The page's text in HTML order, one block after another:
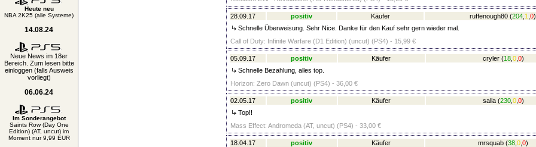
Heute neu
NBA 2K25 (alle Systeme)
14.08.24
Neue News im 18er
Bereich. Zum lesen bitte
einloggen (falls Ausweis
vorliegt)
06.06.24
Im Sonderangebot
Saints Row (Day One
Edition) (AT, uncut) im
Moment nur 9,99 EUR
28.09.17 positiv Käufer ruffenough80 (204 1 0)
Schnelle Überweisung. Sehr Nice. Danke für den Kauf sehr gern wieder mal.
Call of Duty: Infinite Warfare (D1 Edition) (uncut) (PS4) - 15,99 €
05.09.17 positiv Käufer cryler (18 0 0)
Schnelle Bezahlung, alles top.
Horizon: Zero Dawn (uncut) (PS4) - 36,00 €
02.05.17 positiv Käufer salla (230 0 0)
Top!!
Mass Effect: Andromeda (AT, uncut) (PS4) - 33,00 €
18.04.17 positiv Käufer mrsquab (38 0 0)